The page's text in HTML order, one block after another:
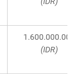
1.600.000.000
(IDR)